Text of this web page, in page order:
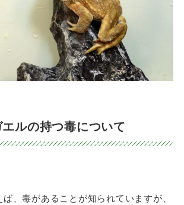
ルの持つ毒について
、毒があることが知られていますが、